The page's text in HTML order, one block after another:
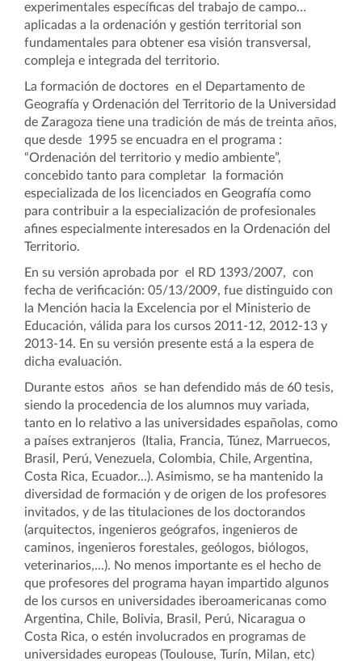
experimentales específicas del trabajo de campo…
aplicadas a la ordenación y gestión territorial son
fundamentales para obtener esa visión transversal,
compleja e integrada del territorio.
La formación de doctores en el Departamento de
Geografía y Ordenación del Territorio de la Universidad
de Zaragoza tiene una tradición de más de treinta años,
que desde 1995 se encuadra en el programa :
“Ordenación del territorio y medio ambiente”,
concebido tanto para completar la formación
especializada de los licenciados en Geografía como
para contribuir a la especialización de profesionales
afines especialmente interesados en la Ordenación del
Territorio.
En su versión aprobada por el RD 1393/2007, con
fecha de verificación: 05/13/2009, fue distinguido con
la Mención hacia la Excelencia por el Ministerio de
Educación, válida para los cursos 2011-12, 2012-13 y
2013-14. En su versión presente está a la espera de
dicha evaluación.
Durante estos años se han defendido más de 60 tesis,
siendo la procedencia de los alumnos muy variada,
tanto en lo relativo a las universidades españolas, como
a países extranjeros (Italia, Francia, Túnez, Marruecos,
Brasil, Perú, Venezuela, Colombia, Chile, Argentina,
Costa Rica, Ecuador...). Asimismo, se ha mantenido la
diversidad de formación y de origen de los profesores
invitados, y de las titulaciones de los doctorandos
(arquitectos, ingenieros geógrafos, ingenieros de
caminos, ingenieros forestales, geólogos, biólogos,
veterinarios,...). No menos importante es el hecho de
que profesores del programa hayan impartido algunos
de los cursos en universidades iberoamericanas como
Argentina, Chile, Bolivia, Brasil, Perú, Nicaragua o
Costa Rica, o estén involucrados en programas de
universidades europeas (Toulouse, Turín, Milan, etc)